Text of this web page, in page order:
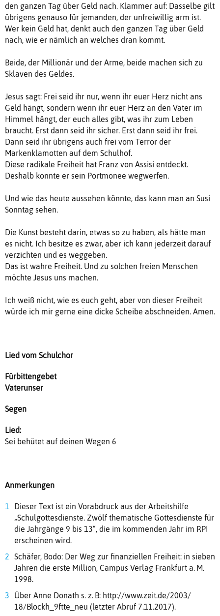
den ganzen Tag über Geld nach. Klammer auf: Dasselbe gilt
übrigens genauso für jemanden, der unfreiwillig arm ist.
Wer kein Geld hat, denkt auch den ganzen Tag über Geld
nach, wie er nämlich an welches dran kommt.
Beide, der Millionär und der Arme, beide machen sich zu
Sklaven des Geldes.
Jesus sagt: Frei seid ihr nur, wenn ihr euer Herz nicht ans
Geld hängt, sondern wenn ihr euer Herz an den Vater im
Himmel hängt, der euch alles gibt, was ihr zum Leben
braucht. Erst dann seid ihr sicher. Erst dann seid ihr frei.
Dann seid ihr übrigens auch frei vom Terror der
Markenklamotten auf dem Schulhof.
Diese radikale Freiheit hat Franz von Assisi entdeckt.
Deshalb konnte er sein Portmonee wegwerfen.
Und wie das heute aussehen könnte, das kann man an Susi
Sonntag sehen.
Die Kunst besteht darin, etwas so zu haben, als hätte man
es nicht. Ich besitze es zwar, aber ich kann jederzeit darauf
verzichten und es weggeben.
Das ist wahre Freiheit. Und zu solchen freien Menschen
möchte Jesus uns machen.
Ich weiß nicht, wie es euch geht, aber von dieser Freiheit
würde ich mir gerne eine dicke Scheibe abschneiden. Amen.
Lied vom Schulchor
Fürbittengebet
Vaterunser
Segen
Lied:
Sei behütet auf deinen Wegen 6
Anmerkungen
Dieser Text ist ein Vorabdruck aus der Arbeitshilfe
„Schulgottesdienste. Zwölf thematische Gottesdienste für
die Jahrgänge 9 bis 13“, die im kommenden Jahr im RPI
erscheinen wird.
Schäfer, Bodo: Der Weg zur finanziellen Freiheit: in sieben
Jahren die erste Million, Campus Verlag Frankfurt a. M.
1998.
Über Anne Donath s. z. B: http://www.zeit.de/2003/
18/Blockh_9ftte_neu (letzter Abruf 7.11.2017).